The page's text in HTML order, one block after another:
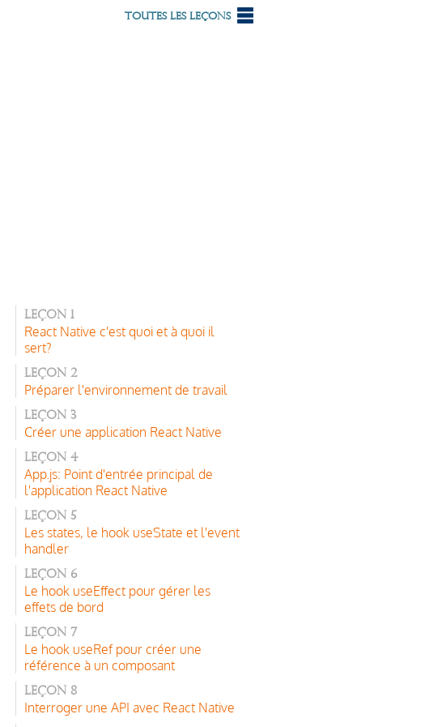
Toutes les leçons
Leçon 1
React Native c'est quoi et à quoi il
sert?
Leçon 2
Préparer l'environnement de travail
Leçon 3
Créer une application React Native
Leçon 4
App.js: Point d'entrée principal de
l'application React Native
Leçon 5
Les states, le hook useState et l'event
handler
Leçon 6
Le hook useEffect pour gérer les
effets de bord
Leçon 7
Le hook useRef pour créer une
référence à un composant
Leçon 8
Interroger une API avec React Native